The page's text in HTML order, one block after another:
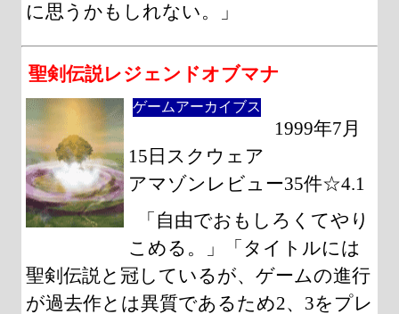
に思うかもしれない。」
聖剣伝説レジェンドオブマナ
ゲームアーカイブス
1999年7月
15日スクウェア
アマゾンレビュー35件☆4.1
「自由でおもしろくてやり
こめる。」「タイトルには
聖剣伝説と冠しているが、ゲームの進行
が過去作とは異質であるため2、3をプレ